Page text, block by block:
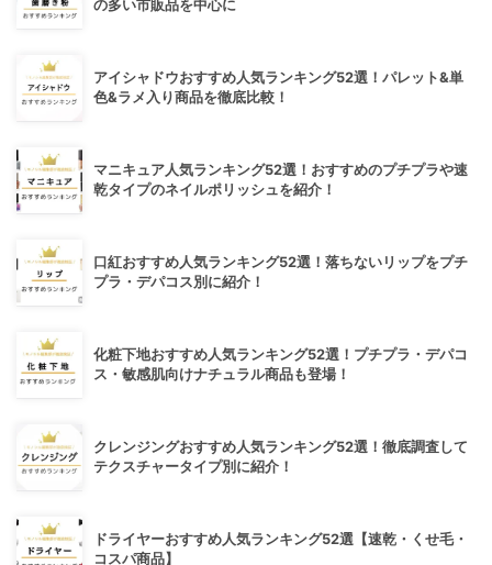
の多い市販品を中心に
アイシャドウおすすめ人気ランキング52選！パレット&単
色&ラメ入り商品を徹底比較！
マニキュア人気ランキング52選！おすすめのプチプラや速
乾タイプのネイルポリッシュを紹介！
口紅おすすめ人気ランキング52選！落ちないリップをプチ
プラ・デパコス別に紹介！
化粧下地おすすめ人気ランキング52選！プチプラ・デパコ
ス・敏感肌向けナチュラル商品も登場！
クレンジングおすすめ人気ランキング52選！徹底調査して
テクスチャータイプ別に紹介！
ドライヤーおすすめ人気ランキング52選【速乾・くせ毛・
コスパ商品】